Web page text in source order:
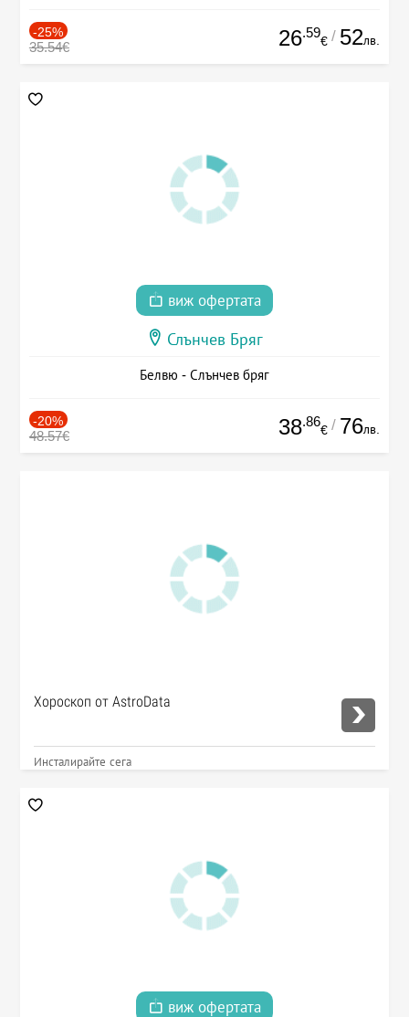
-25%
35.54€ 26.59
€ / 52лв.
виж офертата
Слънчев Бряг
Белвю - Слънчев бряг
-20%
48.57€ 38.86
€ / 76лв.
Хороскоп от AstroData
Инсталирайте сега
виж офертата